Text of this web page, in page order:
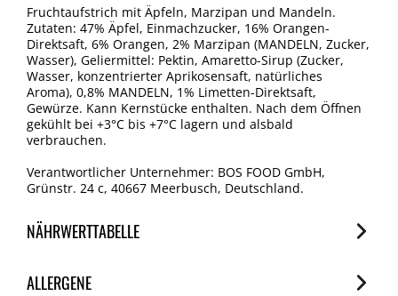
Fruchtaufstrich mit Äpfeln, Marzipan und Mandeln.
Zutaten: 47% Äpfel, Einmachzucker, 16% Orangen-
Direktsaft, 6% Orangen, 2% Marzipan (MANDELN, Zucker,
Wasser), Geliermittel: Pektin, Amaretto-Sirup (Zucker,
Wasser, konzentrierter Aprikosensaft, natürliches
Aroma), 0,8% MANDELN, 1% Limetten-Direktsaft,
Gewürze. Kann Kernstücke enthalten. Nach dem Öffnen
gekühlt bei +3°C bis +7°C lagern und alsbald
verbrauchen.
Verantwortlicher Unternehmer: BOS FOOD GmbH,
Grünstr. 24 c, 40667 Meerbusch, Deutschland.
NÄHRWERTTABELLE
je 100g
ALLERGENE